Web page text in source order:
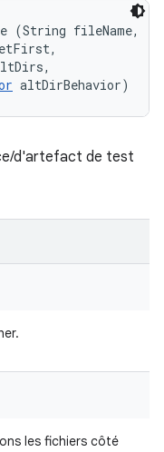
(String fileName,
altDirBehavior)
d'artefact de test
les fichiers côté